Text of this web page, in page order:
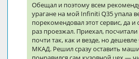
Обещал и поэтому всем
урагане на мой Infiniti Q35 упала
порекомендовал этот сервис, да
раз проезжал. Приехал,
почти так, как и везде, но
МКАД. Решил сразу оставить